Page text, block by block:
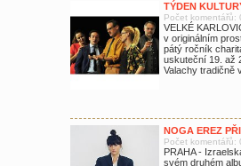
TÝDEN
Počet komentářů:
VELKÉ
v originálním
pátý ročník
uskuteční 19. až
Valachy tradičně
NOGA EREZ
Počet komentářů:
PRAHA -
svém druhém